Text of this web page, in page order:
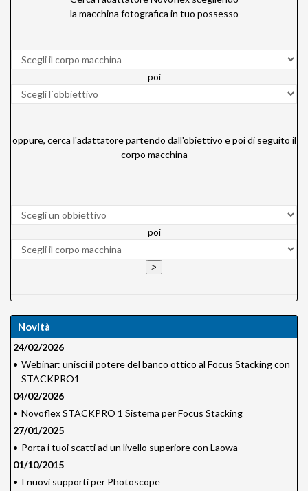
la macchina fotografica in tuo possesso
poi
oppure, cerca l'adattatore partendo dall'obiettivo e poi di seguito il
corpo macchina
poi
Novità
24/02/2026
• Webinar: unisci il potere del banco ottico al Focus Stacking con
STACKPRO1
04/02/2026
• Novoflex STACKPRO 1 Sistema per Focus Stacking
27/01/2025
• Porta i tuoi scatti ad un livello superiore con Laowa
01/10/2015
• I nuovi supporti per Photoscope